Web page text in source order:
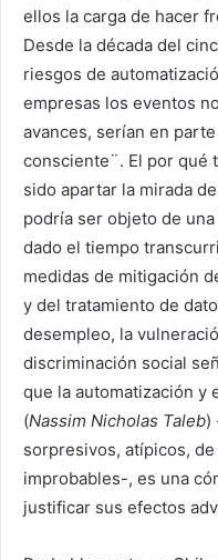
ellos la carga de hacer
Desde la década del
riesgos de
empresas los eventos
avances, serían en
consciente¨. El por qué
sido apartar la mirada
podría ser objeto de
dado el tiempo
medidas de mitigación
y del tratamiento de
desempleo, la
discriminación social
que la automatización y
(Nassim Nicholas Taleb)
sorpresivos, atípicos,
improbables-, es una
justificar sus efectos